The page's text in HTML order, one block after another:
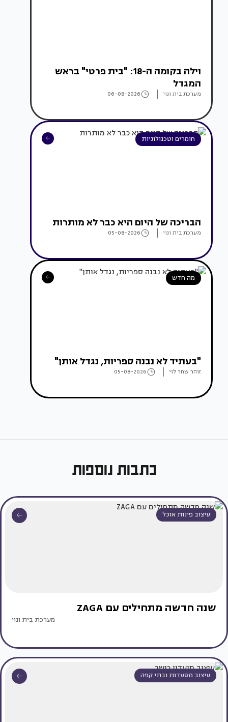
וילה בקומה ה-18: "בית פרטי" בראש
המגדל
מערכת בית ונוי 06-08-2026
חומרים וטכנולוגיות
הבריכה של היום היא כבר לא מותרות
מערכת בית ונוי 05-08-2026
מה חדש
"בעתיד לא נבנה ספריות, נגדל אותן"
זוהר שחר לוי 05-08-2026
כתבות נוספות
עיצוב פינות אוכל
שנה חדשה מתחילים עם ZAGA
מערכת בית ונוי
עיצוב מסעדות ובתי קפה